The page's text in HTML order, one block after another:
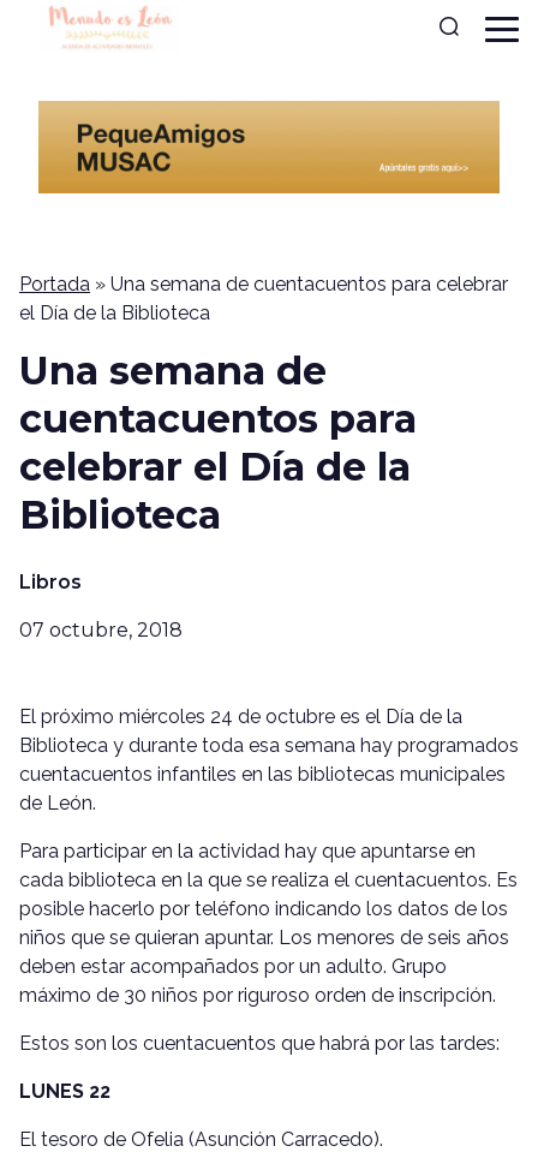
Portada » Una semana de cuentacuentos para celebrar
el Día de la Biblioteca
Una semana de
cuentacuentos para
celebrar el Día de la
Biblioteca
Libros
07 octubre, 2018
El próximo miércoles 24 de octubre es el Día de la
Biblioteca y durante toda esa semana hay programados
cuentacuentos infantiles en las bibliotecas municipales
de León.
Para participar en la actividad hay que apuntarse en
cada biblioteca en la que se realiza el cuentacuentos. Es
posible hacerlo por teléfono indicando los datos de los
niños que se quieran apuntar. Los menores de seis años
deben estar acompañados por un adulto. Grupo
máximo de 30 niños por riguroso orden de inscripción.
Estos son los cuentacuentos que habrá por las tardes:
LUNES 22
El tesoro de Ofelia (Asunción Carracedo).